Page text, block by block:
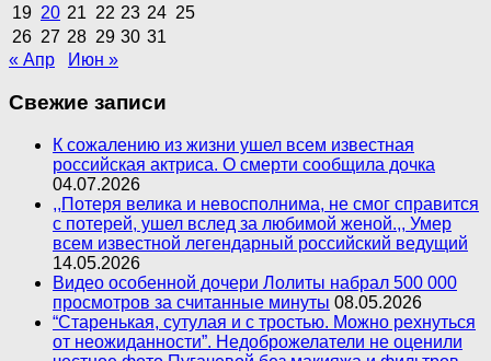
19 20 21 22 23 24 25
26 27 28 29 30 31
« Апр
Июн »
Свежие записи
К сожалению из жизни ушел всем известная
российская актриса. О смерти сообщила дочка
04.07.2026
,,Потеря велика и невосполнима, не смог справится
с потерей, ушел вслед за любимой женой.,, Умер
всем известной легендарный российский ведущий
14.05.2026
Видео особенной дочери Лолиты набрал 500 000
просмотров за считанные минуты 08.05.2026
“Старенькая, сутулая и с тростью. Можно рехнуться
от неожиданности”. Недоброжелатели не оценили